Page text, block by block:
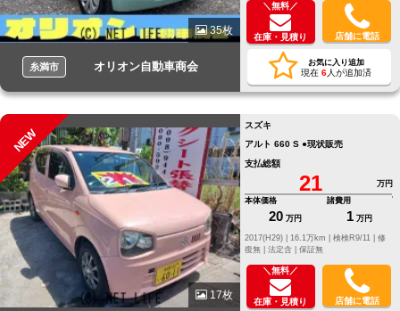
35枚
糸満市 オリオン自動車商会
＼無料／
在庫・見積り 店舗に電話
お気に入り追加
現在 6人が追加済
NEW
17枚
スズキ
アルト 660 S ●現状販売
支払総額
21
万円
本体価格
20 万円
諸費用
1 万円
修
復無 | 法定含 | 保証無
＼無料／
在庫・見積り 店舗に電話